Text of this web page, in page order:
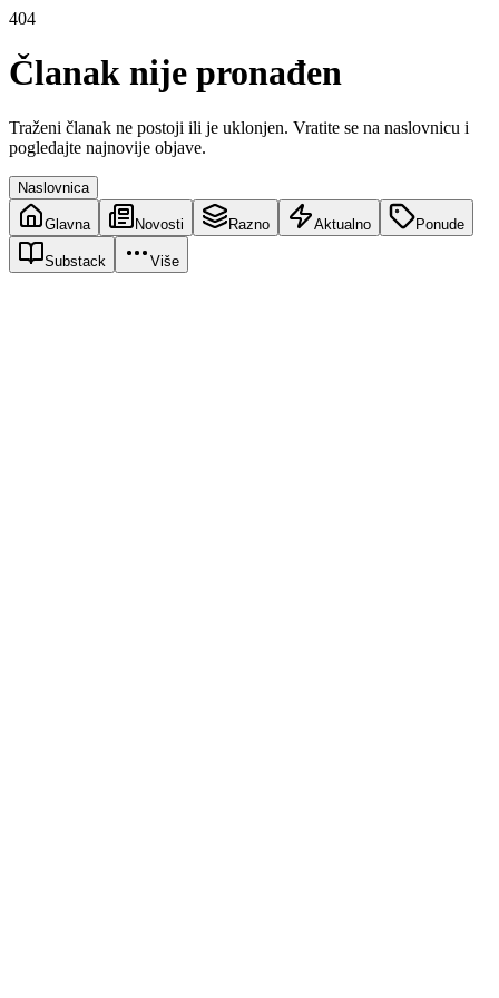
404
Članak nije pronađen
Traženi članak ne postoji ili je uklonjen. Vratite se na naslovnicu i
pogledajte najnovije objave.
Naslovnica
Glavna Novosti Razno Aktualno Ponude
Substack Više